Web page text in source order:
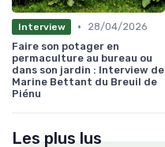
Interview •
28/04/2026
Faire son potager en
permaculture au bureau ou
dans son jardin : Interview de
Marine Bettant du Breuil de
Piénu
Les plus lus